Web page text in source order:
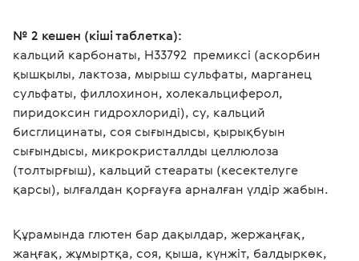
№ 2 кешен (кіші таблетка):
кальций карбонаты, Н33792  премиксі (аскорбин
қышқылы, лактоза, мырыш сульфаты, марганец
сульфаты, филлохинон, холекальциферол,
пиридоксин гидрохлориді), су, кальций
бисглицинаты, соя сығындысы, қырықбуын
сығындысы, микрокристаллды целлюлоза
(толтырғыш), кальций стеараты (кесектелуге
қарсы), ылғалдан қорғауға арналған үлдір жабын.
Құрамында глютен бар дақылдар, жержаңғақ,
жаңғақ, жұмыртқа, соя, қыша, күнжіт, балдыркөк,